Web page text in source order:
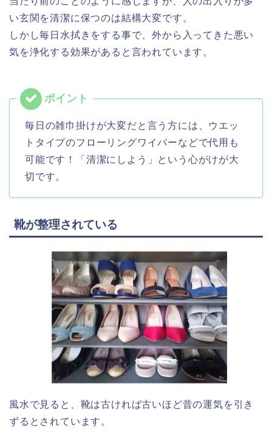
い玄関を清潔に保つのは結構大変です。
しかし毎日水拭きをする事で、外から入ってきた悪い
気を浄化する効果があると言われています。
毎日の雑巾掛けが大変だと言う方には、ウエッ
トタイプのフローリングワイパーなどで代用も
可能です！「清潔にしよう」という心がけが大
切です。
靴が整理されている
風水で見ると、靴は古ければ古いほど昔の運気を引き
ずるとされています。